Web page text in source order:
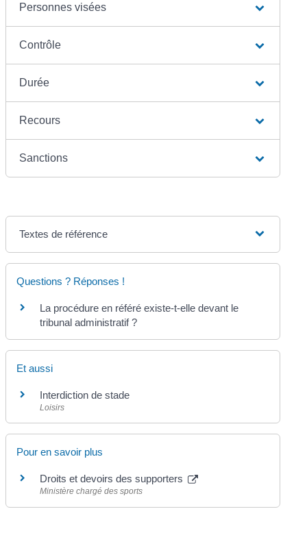
Personnes visées
Contrôle
Durée
Recours
Sanctions
Textes de référence
Questions ? Réponses !
La procédure en référé existe-t-elle devant le
tribunal administratif ?
Et aussi
Interdiction de stade
Loisirs
Pour en savoir plus
Droits et devoirs des supporters
Ministère chargé des sports